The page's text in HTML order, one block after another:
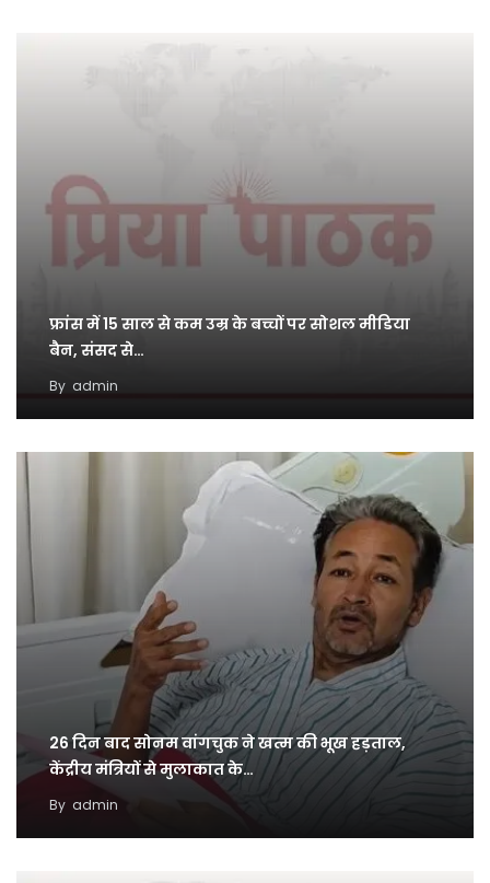
फ्रांस में 15 साल से कम उम्र के बच्चों पर सोशल मीडिया
बैन, संसद से…
By admin
26 दिन बाद सोनम वांगचुक ने खत्म की भूख हड़ताल,
केंद्रीय मंत्रियों से मुलाकात के…
By admin